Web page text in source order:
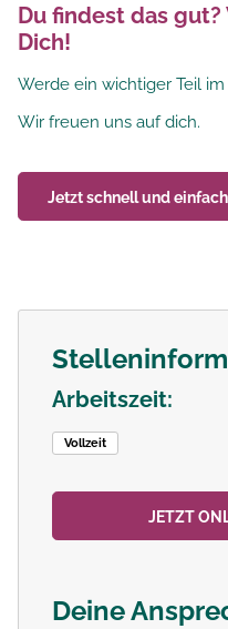
Du findest das
Dich!
Werde ein wichtiger Teil
Wir freuen uns auf dich.
Jetzt schnell und
Arbeitszeit:
Vollzeit
JETZT
Deine